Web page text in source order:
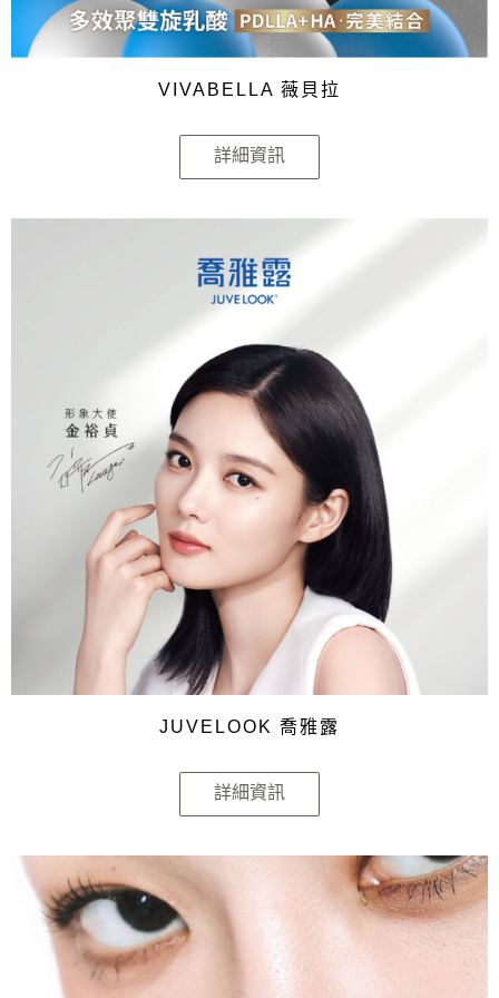
VIVABELLA 薇貝拉
詳細資訊
JUVELOOK 喬雅露
詳細資訊